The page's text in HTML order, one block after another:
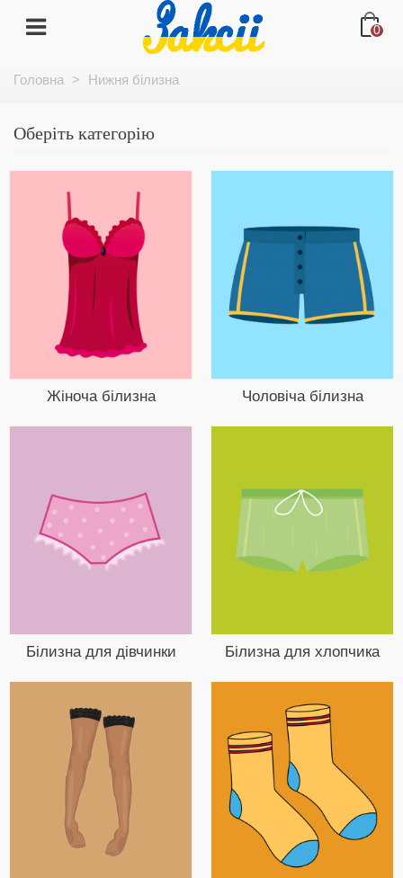
0
Головна > Нижня білизна
Оберіть категорію
Жіноча білизна Чоловіча білизна
Білизна для дівчинки Білизна для хлопчика